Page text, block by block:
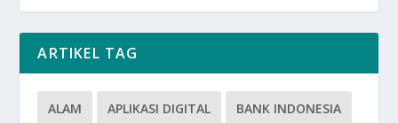
ARTIKEL TAG
ALAM APLIKASI DIGITAL BANK INDONESIA